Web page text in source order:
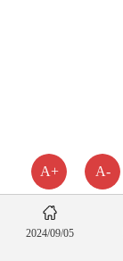
A+ A-
2024/09/05